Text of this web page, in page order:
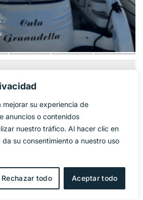
mejorar su experiencia de
anuncios o contenidos
nuestro tráfico. Al hacer clic en
su consentimiento a nuestro uso
Rechazar todo Aceptar todo